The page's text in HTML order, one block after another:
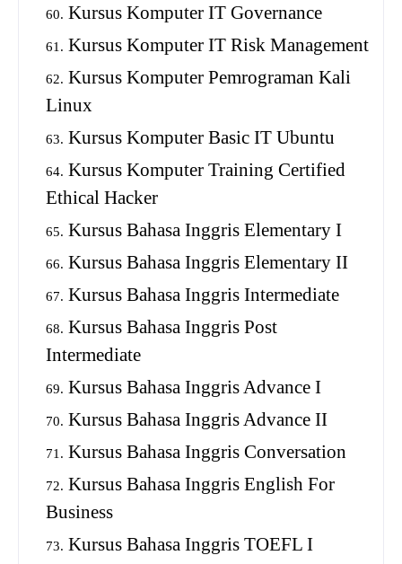
Kursus Komputer IT Governance
Kursus Komputer IT Risk Management
Kursus Komputer Pemrograman Kali
Linux
Kursus Komputer Basic IT Ubuntu
Kursus Komputer Training Certified
Ethical Hacker
Kursus Bahasa Inggris Elementary I
Kursus Bahasa Inggris Elementary II
Kursus Bahasa Inggris Intermediate
Kursus Bahasa Inggris Post
Intermediate
Kursus Bahasa Inggris Advance I
Kursus Bahasa Inggris Advance II
Kursus Bahasa Inggris Conversation
Kursus Bahasa Inggris English For
Business
Kursus Bahasa Inggris TOEFL I